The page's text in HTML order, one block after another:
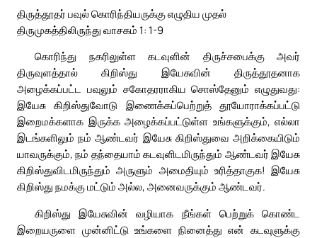
திருத்தூதர் பவுல் கொரிந்தியருக்கு எழுதிய முதல்
திருமுகத்திலிருந்து வாசகம் 1: 1-9
கொரிந்து நகரிலுள்ள கடவுளின் திருச்சபைக்கு அவர்
திருவுளத்தால் கிறிஸ்து இயேசுவின் திருத்தூதனாக
அழைக்கப்பட்ட பவுலும் சகோதரராகிய சொஸ்தேனும் எழுதுவது:
இயேசு கிறிஸ்துவோடு இணைக்கப்பெற்றுத் தூயோராக்கப்பட்டு
இறைமக்களாக இருக்க அழைக்கப்பட்டுள்ள உங்களுக்கும், எல்லா
இடங்களிலும் நம் ஆண்டவர் இயேசு கிறிஸ்துவை அறிக்கையிடும்
யாவருக்கும், நம் தந்தையாம் கடவுளிடமிருந்தும் ஆண்டவர் இயேசு
கிறிஸ்துவிடமிருந்தும் அருளும் அமைதியும் உரித்தாகுக! இயேசு
கிறிஸ்து நமக்கு மட்டும் அல்ல, அனைவருக்கும் ஆண்டவர்.
கிறிஸ்து இயேசுவின் வழியாக நீங்கள் பெற்றுக் கொண்ட
இறையருளை முன்னிட்டு உங்களை நினைத்து என் கடவுளுக்கு